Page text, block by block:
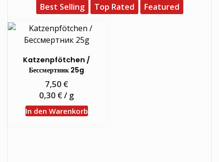
Best Selling Top Rated Featured
Katzenpfötchen /
Бессмертник 25g
7,50€
0,30€/ g
In den Warenkorb